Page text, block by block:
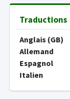
Traductions
Anglais (GB)
Allemand
Espagnol
Italien